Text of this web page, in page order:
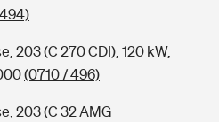
203 (C 270 CDI), 120 kW,
(0710 / 496)
203 (C 32 AMG